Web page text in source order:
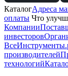
КаталогАдреса
оплаты Что
Компании
инвесторов
производителей
технологий